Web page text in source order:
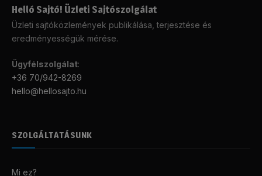
Helló Sajtó! Üzleti Sajtószolgálat
Üzleti sajtóközlemények publikálása, terjesztése és
eredményességük mérése.
Ügyfélszolgálat:
+36 70/942-8269
hello@hellosajto.hu
SZOLGÁLTATÁSUNK
Mi ez?